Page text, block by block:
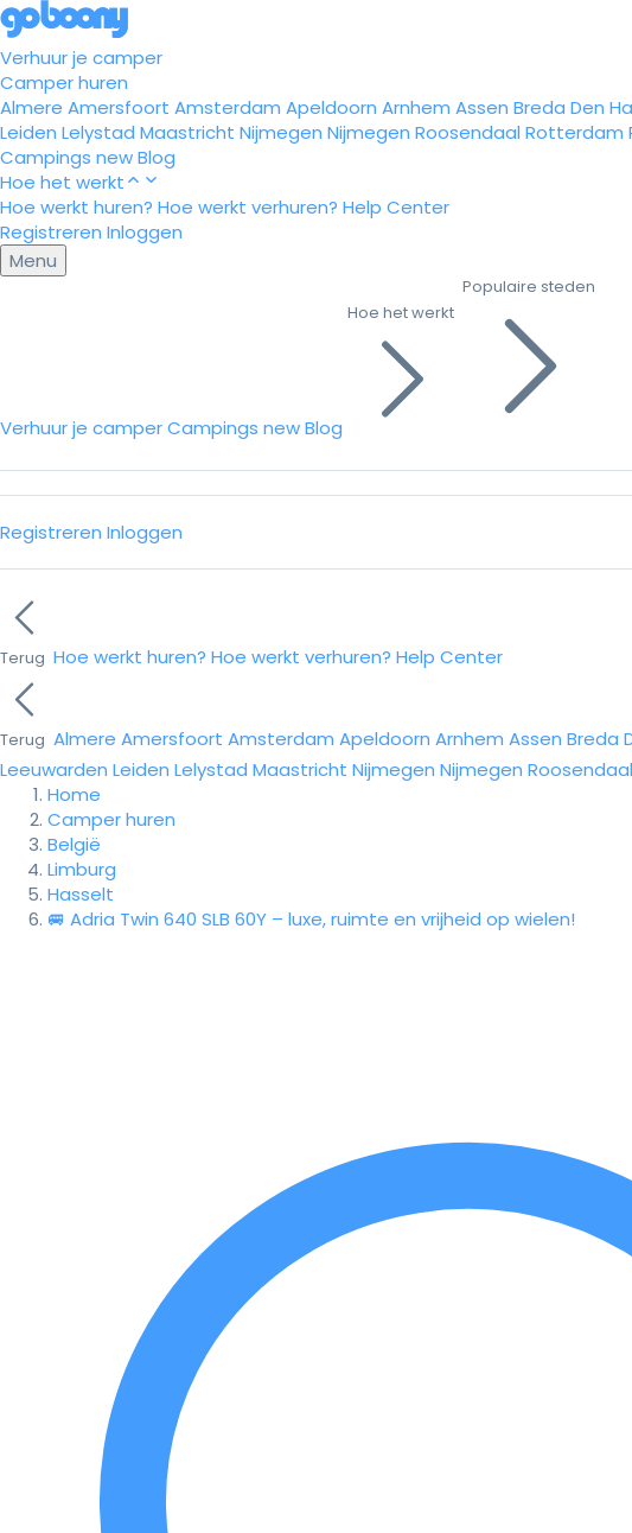
Verhuur je camper
Camper huren
Almere Amersfoort Amsterdam Apeldoorn Arnhem Assen Breda Den
Leiden Lelystad Maastricht Nijmegen Nijmegen Roosendaal Rotterdam
Campings newBlog
Hoe het werkt
Hoe werkt huren? Hoe werkt verhuren? Help Center
Registreren Inloggen
Menu
Verhuur je camperCampings newBlog
Hoe het werkt
Populaire steden
Registreren Inloggen
Terug Hoe werkt huren? Hoe werkt verhuren? Help Center
Terug Almere Amersfoort Amsterdam Apeldoorn Arnhem Assen Breda
Leeuwarden Leiden Lelystad Maastricht Nijmegen Nijmegen Roosendaal
Home
Camper huren
België
Limburg
Hasselt
🚐 Adria Twin 640 SLB 60Y – luxe, ruimte en vrijheid op wielen!